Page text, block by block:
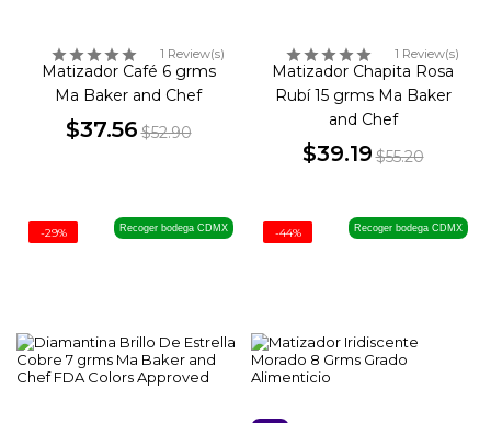
1 Review(s)
Matizador Café 6 grms
Ma Baker and Chef
$37.56$52.90
1 Review(s)
Matizador Chapita Rosa
Rubí 15 grms Ma Baker
and Chef
$39.19$55.20
Recoger bodega CDMX
-29% Recoger bodega CDMX
-44%